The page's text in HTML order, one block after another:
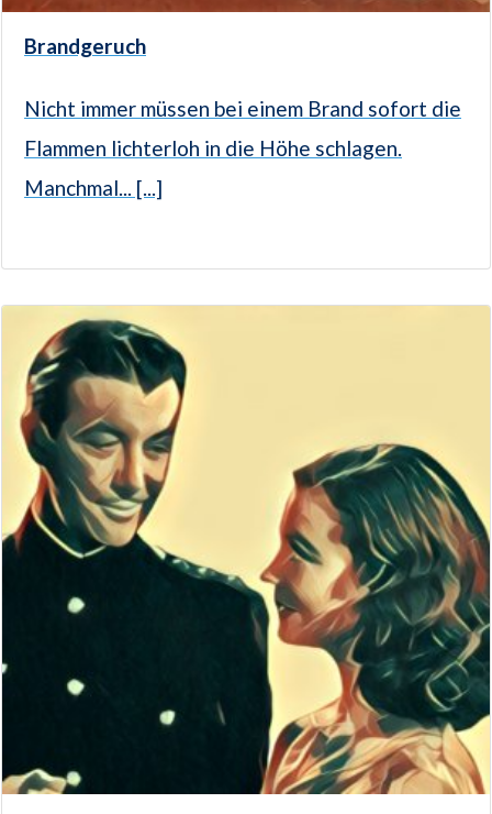
Brandgeruch
Nicht immer müssen bei einem Brand sofort die
Flammen lichterloh in die Höhe schlagen.
Manchmal... [...]